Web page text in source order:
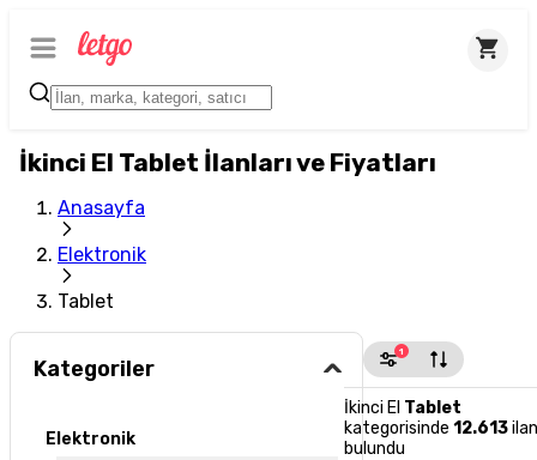
İkinci El Tablet İlanları ve Fiyatları
Anasayfa
Elektronik
Tablet
Kategoriler
Elektronik
1
İkinci El Tablet
kategorisinde 12.613ilan
bulundu